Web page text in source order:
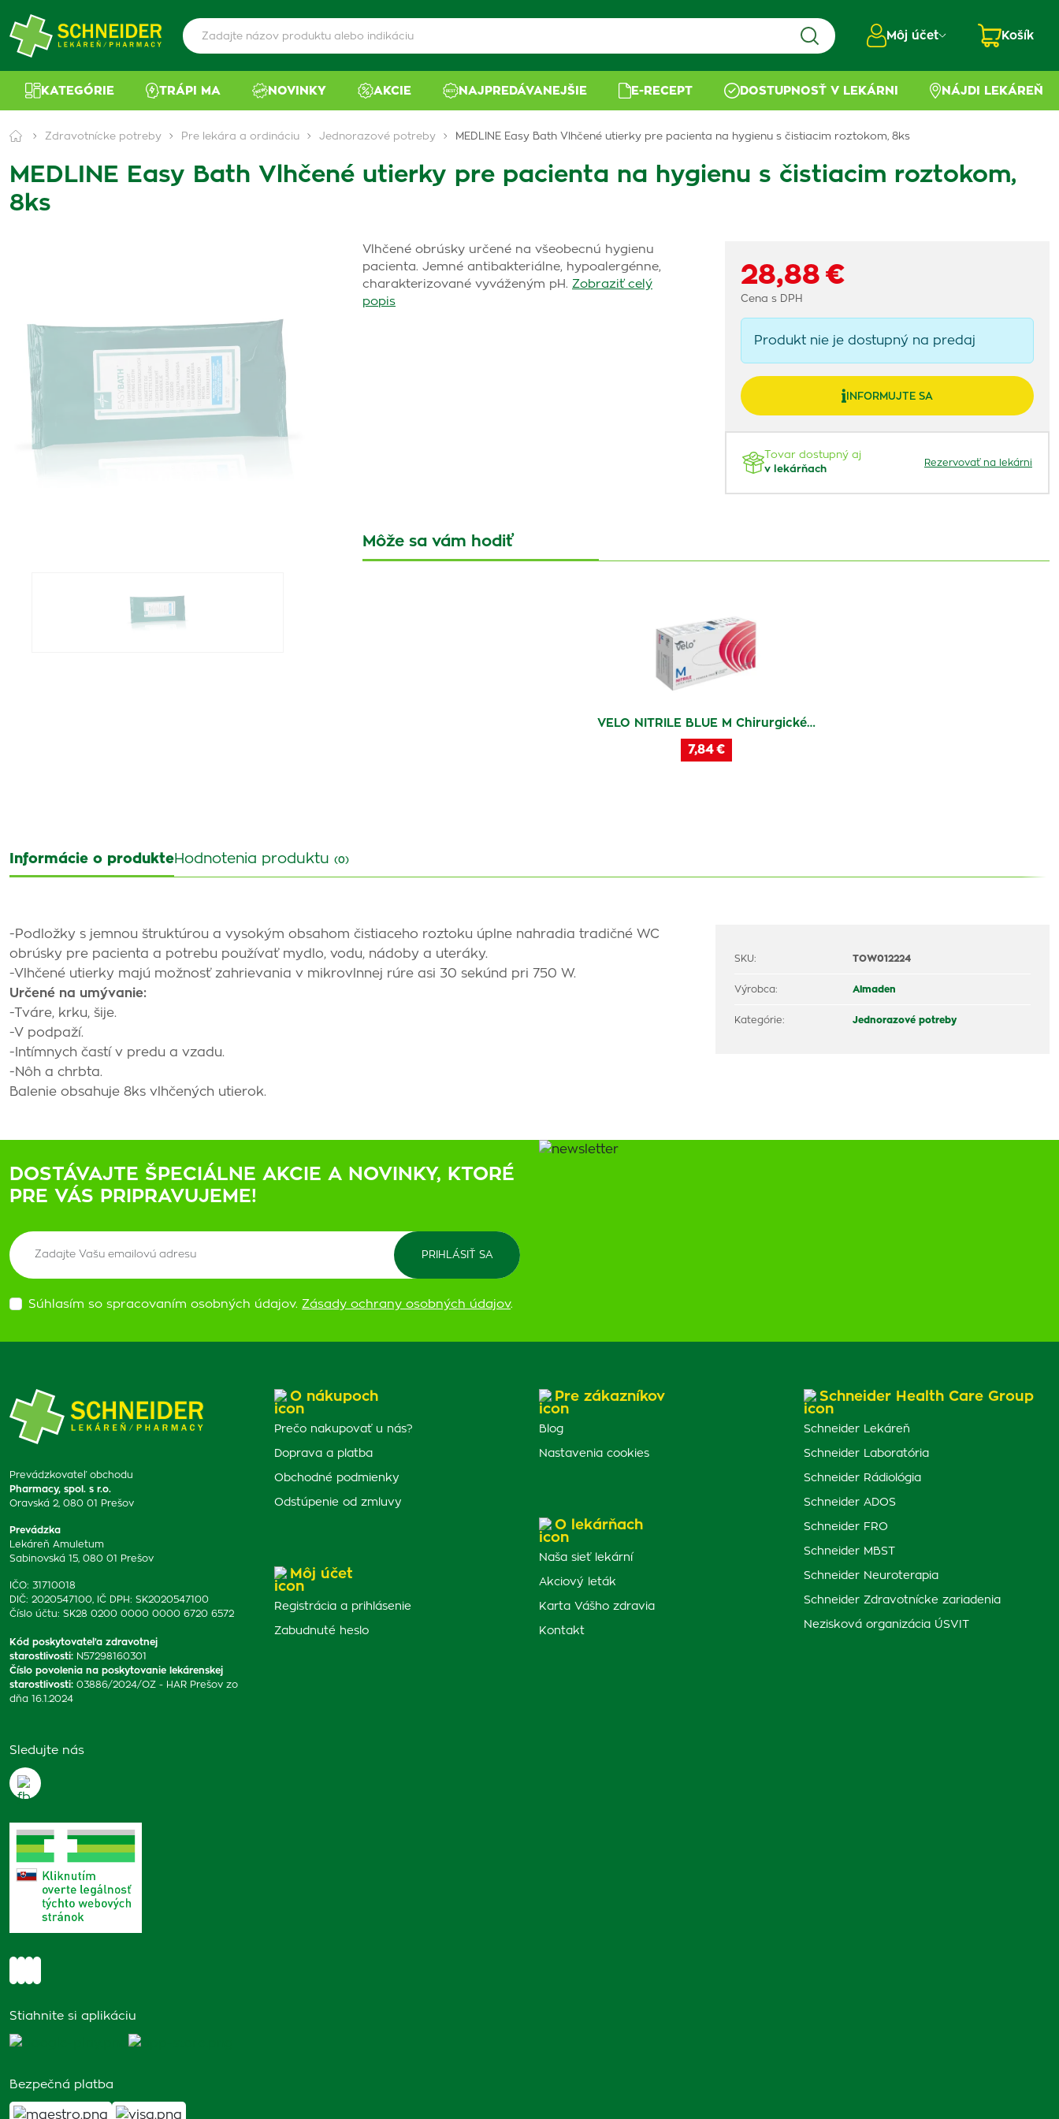
Môj účet Košík
KATEGÓRIE TRÁPI MA NOVINKY AKCIE NAJPREDÁVANEJŠIE E-RECEPT DOSTUPNOSŤ V LEKÁRNI NÁJDI LEKÁREŇ
Zdravotnícke potreby Pre lekára a ordináciu Jednorazové potreby MEDLINE Easy Bath Vlhčené utierky pre pacienta na hygienu s čistiacim roztokom, 8ks
MEDLINE Easy Bath Vlhčené utierky pre pacienta na hygienu s čistiacim roztokom,
8ks
Vlhčené obrúsky určené na všeobecnú hygienu
pacienta. Jemné antibakteriálne, hypoalergénne,
charakterizované vyváženým pH. Zobraziť celý
popis
28,88 €
Cena s DPH
Produkt nie je dostupný na predaj
INFORMUJTE SA
Tovar dostupný aj
v lekárňach
Rezervovať na lekárni
Môže sa vám hodiť
VELO NITRILE BLUE M Chirurgické…
7,84 €
Informácie o produkteHodnotenia produktu (0)
-Podložky s jemnou štruktúrou a vysokým obsahom čistiaceho roztoku úplne nahradia tradičné WC
obrúsky pre pacienta a potrebu používať mydlo, vodu, nádoby a uteráky.
-Vlhčené utierky majú možnosť zahrievania v mikrovlnnej rúre asi 30 sekúnd pri 750 W.
Určené na umývanie:
-Tváre, krku, šije.
-V podpaží.
-Intímnych častí v predu a vzadu.
-Nôh a chrbta.
Balenie obsahuje 8ks vlhčených utierok.
SKU: TOW012224
Výrobca: Almaden
Kategórie: Jednorazové potreby
DOSTÁVAJTE ŠPECIÁLNE AKCIE A NOVINKY, KTORÉ
PRE VÁS PRIPRAVUJEME!
Súhlasím so spracovaním osobných údajov. Zásady ochrany osobných údajov.
Prevádzkovateľ obchodu
Pharmacy, spol. s r.o.
Oravská 2, 080 01 Prešov
Prevádzka
Lekáreň Amuletum
Sabinovská 15, 080 01 Prešov
IČO: 31710018
DIČ: 2020547100, IČ DPH: SK2020547100
Číslo účtu: SK28 0200 0000 0000 6720 6572
Kód poskytovateľa zdravotnej
starostlivosti: N57298160301
Číslo povolenia na poskytovanie lekárenskej
starostlivosti: 03886/2024/OZ - HAR Prešov zo
dňa 16.1.2024
Sledujte nás
Stiahnite si aplikáciu
Bezpečná platba
O nákupoch
Prečo nakupovať u nás?
Doprava a platba
Obchodné podmienky
Odstúpenie od zmluvy
Môj účet
Registrácia a prihlásenie
Zabudnuté heslo
Pre zákazníkov
Blog
Nastavenia cookies
O lekárňach
Naša sieť lekární
Akciový leták
Karta Vášho zdravia
Kontakt
Schneider Health Care Group
Schneider Lekáreň
Schneider Laboratória
Schneider Rádiológia
Schneider ADOS
Schneider FRO
Schneider MBST
Schneider Neuroterapia
Schneider Zdravotnícke zariadenia
Nezisková organizácia ÚSVIT